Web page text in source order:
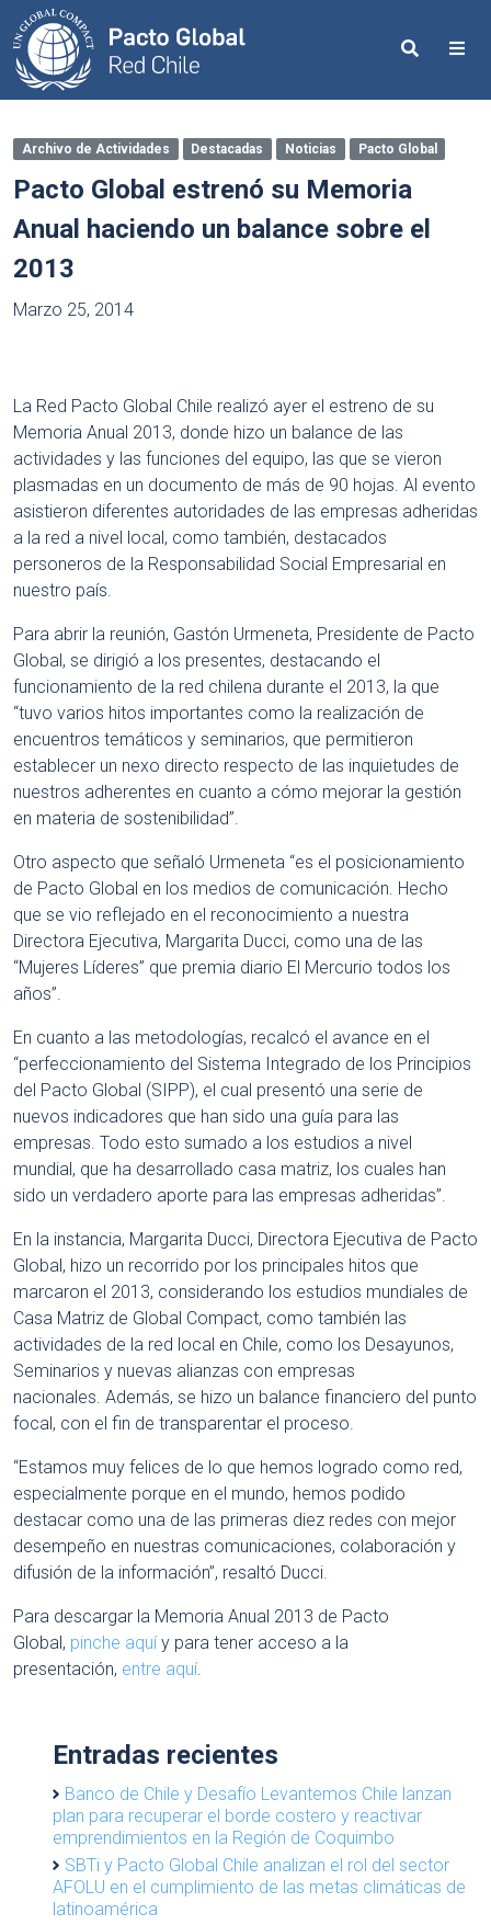
Search
Archivo de Actividades Destacadas Noticias Pacto Global
Pacto Global estrenó su Memoria
Anual haciendo un balance sobre el
2013
Marzo 25, 2014
La Red Pacto Global Chile realizó ayer el estreno de su
Memoria Anual 2013, donde hizo un balance de las
actividades y las funciones del equipo, las que se vieron
plasmadas en un documento de más de 90 hojas. Al evento
asistieron diferentes autoridades de las empresas adheridas
a la red a nivel local, como también, destacados
personeros de la Responsabilidad Social Empresarial en
nuestro país.
Para abrir la reunión, Gastón Urmeneta, Presidente de Pacto
Global, se dirigió a los presentes, destacando el
funcionamiento de la red chilena durante el 2013, la que
“tuvo varios hitos importantes como la realización de
encuentros temáticos y seminarios, que permitieron
establecer un nexo directo respecto de las inquietudes de
nuestros adherentes en cuanto a cómo mejorar la gestión
en materia de sostenibilidad”.
Otro aspecto que señaló Urmeneta “es el posicionamiento
de Pacto Global en los medios de comunicación. Hecho
que se vio reflejado en el reconocimiento a nuestra
Directora Ejecutiva, Margarita Ducci, como una de las
“Mujeres Líderes” que premia diario El Mercurio todos los
años”.
En cuanto a las metodologías, recalcó el avance en el
“perfeccionamiento del Sistema Integrado de los Principios
del Pacto Global (SIPP), el cual presentó una serie de
nuevos indicadores que han sido una guía para las
empresas. Todo esto sumado a los estudios a nivel
mundial, que ha desarrollado casa matriz, los cuales han
sido un verdadero aporte para las empresas adheridas”.
En la instancia, Margarita Ducci, Directora Ejecutiva de Pacto
Global, hizo un recorrido por los principales hitos que
marcaron el 2013, considerando los estudios mundiales de
Casa Matriz de Global Compact, como también las
actividades de la red local en Chile, como los Desayunos,
Seminarios y nuevas alianzas con empresas
nacionales. Además, se hizo un balance financiero del punto
focal, con el fin de transparentar el proceso.
“Estamos muy felices de lo que hemos logrado como red,
especialmente porque en el mundo, hemos podido
destacar como una de las primeras diez redes con mejor
desempeño en nuestras comunicaciones, colaboración y
difusión de la información”, resaltó Ducci.
Para descargar la Memoria Anual 2013 de Pacto
Global, pinche aquíy para tener acceso a la
presentación, entre aquí.
Entradas recientes
Banco de Chile y Desafío Levantemos Chile lanzan
plan para recuperar el borde costero y reactivar
emprendimientos en la Región de Coquimbo
SBTi y Pacto Global Chile analizan el rol del sector
AFOLU en el cumplimiento de las metas climáticas de
latinoamérica